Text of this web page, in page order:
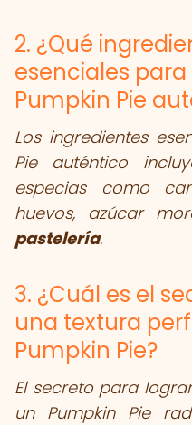
2. ¿Qué
esenciales
Pumpkin Pie
Los ingredientes
Pie auténtico
especias como
huevos, azúcar
pastelería.
3. ¿Cuál es el
una textura
Pumpkin Pie?
El secreto para
un Pumpkin Pie